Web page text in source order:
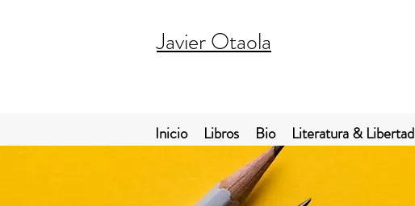
Javier Otaola
Inicio Libros Bio Literatura & Libertad